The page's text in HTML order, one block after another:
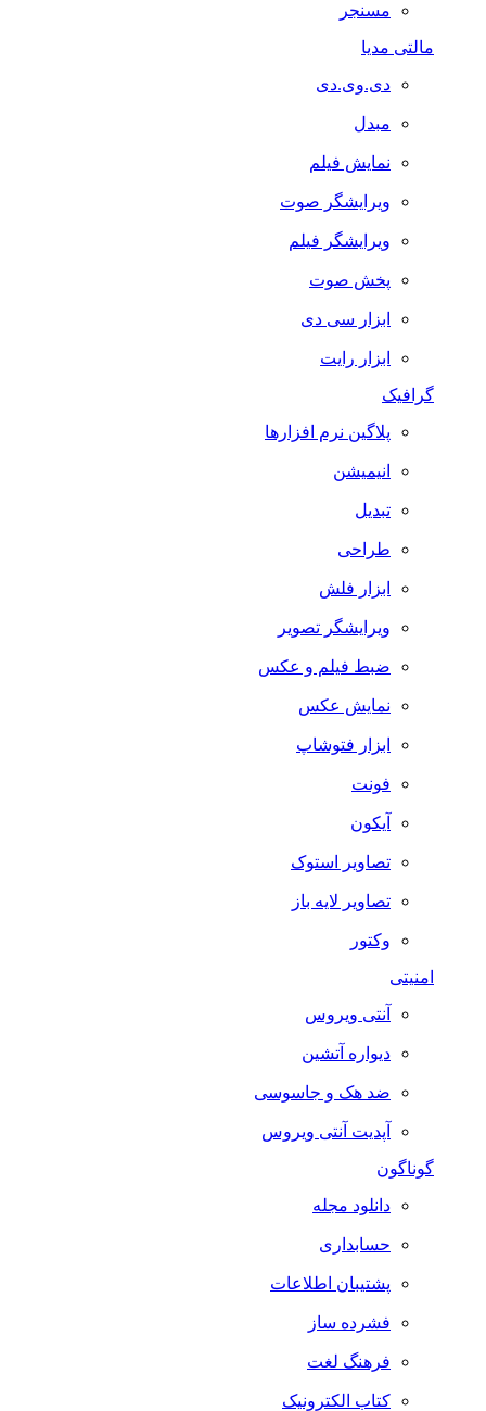
مسنجر
مالتی مدیا
دی.وی.دی
مبدل
نمایش فیلم
ویرایشگر صوت
ویرایشگر فیلم
پخش صوت
ابزار سی دی
ابزار رایت
گرافیک
پلاگین نرم افزارها
انیمیشن
تبدیل
طراحی
ابزار فلش
ویرایشگر تصویر
ضبط فيلم و عكس
نمایش عکس
ابزار فتوشاپ
فونت
آیکون
تصاویر استوک
تصاویر لایه باز
وکتور
امنیتی
آنتی ویروس
دیواره آتشین
ضد هک و جاسوسی
آپدیت آنتی ویروس
گوناگون
دانلود مجله
حسابداری
پشتیبان اطلاعات
فشرده ساز
فرهنگ لغت
کتاب الکترونیک